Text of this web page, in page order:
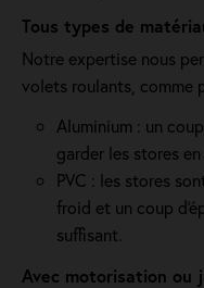
Tous types de
Notre expertise nous
volets roulants, comme
Aluminium : un
garder les stores
PVC : les stores
froid et un coup
suffisant.
Avec motorisation ou